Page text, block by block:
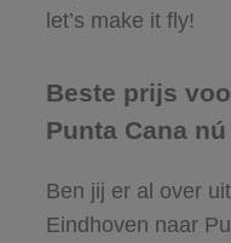
let’s make it fly!
Beste prijs
Punta Cana
Ben jij er al over
Eindhoven naar